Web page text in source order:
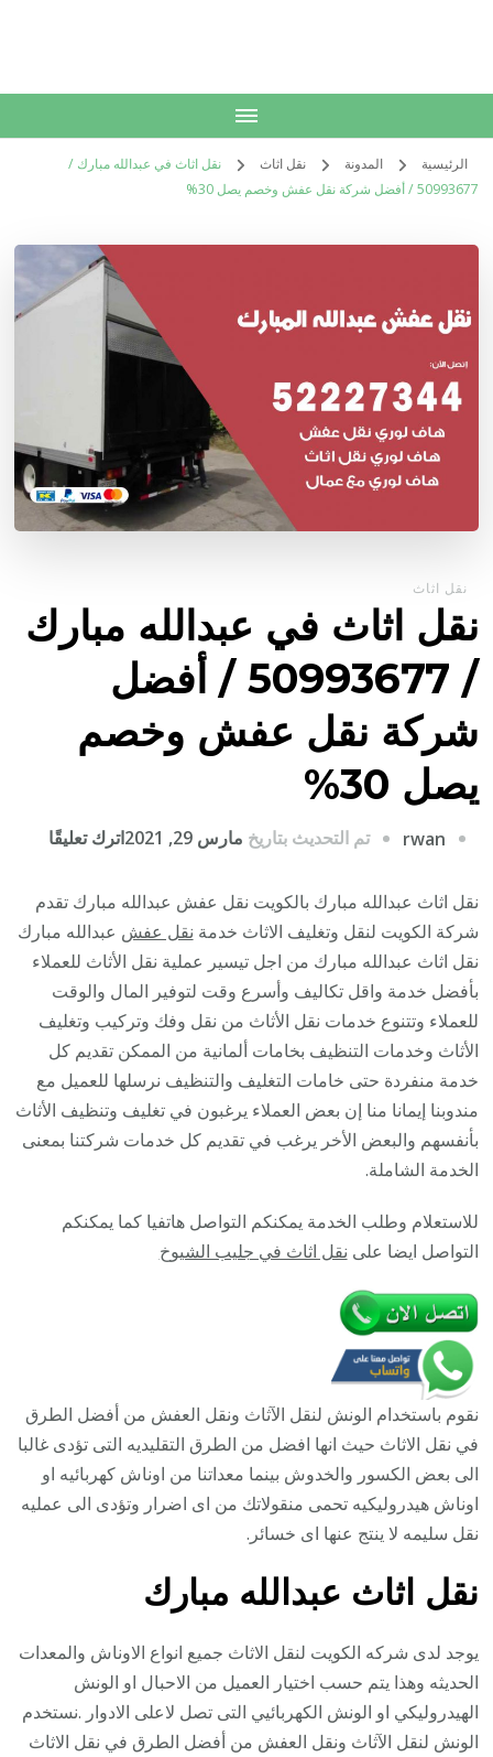
الرئيسية المدونة نقل اثاث
نقل اثاث في عبدالله مبارك /
50993677 / أفضل شركة نقل عفش وخصم يصل 30%
نقل اثاث
نقل اثاث في عبدالله مبارك
/ 50993677 / أفضل
شركة نقل عفش وخصم
يصل 30%
rwan تم التحديث بتاريخ مارس 29, 2021 اترك تعليقًا
اثاث
في
/
أفضل
شركة
نقل اثاث عبدالله مبارك بالكويت نقل عفش عبدالله مبارك تقدم
شركة الكويت لنقل وتغليف الاثاث خدمة نقل عفش عبدالله مبارك
نقل اثاث عبدالله مبارك من اجل تيسير عملية نقل الأثاث للعملاء
بأفضل خدمة واقل تكاليف وأسرع وقت لتوفير المال والوقت
للعملاء وتتنوع خدمات نقل الأثاث من نقل وفك وتركيب وتغليف
الأثاث وخدمات التنظيف بخامات ألمانية من الممكن تقديم كل
خدمة منفردة حتى خامات التغليف والتنظيف نرسلها للعميل مع
مندوبنا إيمانا منا إن بعض العملاء يرغبون في تغليف وتنظيف الأثاث
بأنفسهم والبعض الأخر يرغب في تقديم كل خدمات شركتنا بمعنى
الخدمة الشاملة.
للاستعلام وطلب الخدمة يمكنكم التواصل هاتفيا كما يمكنكم
التواصل ايضا على نقل اثاث في جليب الشيوخ
نقوم باستخدام الونش لنقل الآثاث ونقل العفش من أفضل الطرق
في نقل الاثاث حيث انها افضل من الطرق التقليديه التى تؤدى غالبا
الى بعض الكسور والخدوش بينما معداتنا من اوناش كهربائيه او
اوناش هيدروليكيه تحمى منقولاتك من اى اضرار وتؤدى الى عمليه
نقل سليمه لا ينتج عنها اى خسائر.
نقل اثاث عبدالله مبارك
يوجد لدى شركه الكويت لنقل الاثاث جميع انواع الاوناش والمعدات
الحديثه وهذا يتم حسب اختيار العميل من الاحبال او الونش
الهيدروليكي او الونش الكهربائيي التى تصل لاعلى الادوار .نستخدم
الونش لنقل الآثاث ونقل العفش من أفضل الطرق في نقل الاثاث